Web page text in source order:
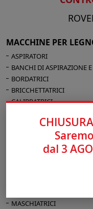
MACCHINE PER
ASPIRATORI
BANCHI DI ASPIRAZIONE
BORDATRICI
BRICCHETTATRICI
CALIBRATRICI
COMBINATE
FORATRICI MULTIPLE
GENERATORI ARIA CALDA
MASCHIATRICI
dal 3